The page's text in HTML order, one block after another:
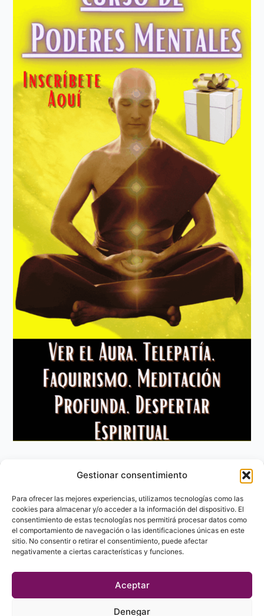
Gestionar consentimiento
Para ofrecer las mejores experiencias, utilizamos tecnologías como las
cookies para almacenar y/o acceder a la información del dispositivo. El
consentimiento de estas tecnologías nos permitirá procesar datos como
el comportamiento de navegación o las identificaciones únicas en este
sitio. No consentir o retirar el consentimiento, puede afectar
negativamente a ciertas características y funciones.
Aceptar
Denegar
Aviso Legal
Política de privacidad
Política de Cookies
Contacto